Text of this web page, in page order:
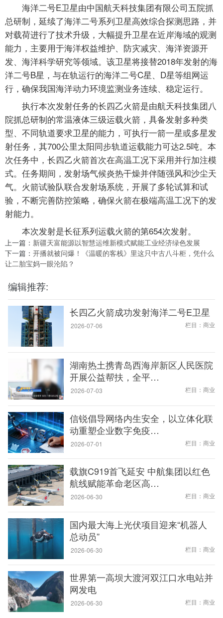
海洋二号E卫星由中国航天科技集团有限公司五院抓
总研制，延续了海洋二号系列卫星高效综合探测思路，并
对载荷进行了技术升级，大幅提升卫星在近岸海域的观测
能力，主要用于海洋权益维护、防灾减灾、海洋资源开
发、海洋科学研究等领域。该卫星将接替2018年发射的海
洋二号B星，与在轨运行的海洋二号C星、D星等组网运
行，确保我国海洋动力环境监测业务连续、稳定运行。
执行本次发射任务的长四乙火箭是由航天科技集团八
院抓总研制的常温液体三级运载火箭，具备发射多种类
型、不同轨道要求卫星的能力，可执行一箭一星或多星发
射任务，其700公里太阳同步轨道运载能力可达2.5吨。本
次任务中，长四乙火箭首次在高温工况下采用并行加注模
式。任务期间，发射场气候炎热干燥并伴随强风和沙尘天
气。火箭试验队联合发射场系统，开展了多轮试算和试
验，不断完善防控策略，确保火箭在极端高温工况下的发
射能力。
本次发射是长征系列运载火箭的第654次发射。
上一篇： 新疆天富能源以智慧运维新模式赋能工业经济绿色发展
下一篇： 开播就被问爆！《温暖的客栈》里这只中古八斗柜，凭什么
让二胎宝妈一眼沦陷？
编辑推荐:
长四乙火箭成功发射海洋二号E卫星
2026-07-06 栏目：商业
湖南热土携青岛西海岸新区人民医院
开展公益帮扶，全平…
2026-07-03 栏目：商业
信锐倡导网络内生安全，以立体化联
动重塑企业数字免疫…
2026-07-01 栏目：商业
载旗C919首飞延安 中航集团以红色
航线赋能革命老区高…
2026-06-30 栏目：商业
国内最大海上光伏项目迎来“机器人
总动员”
2026-06-30 栏目：商业
世界第一高坝大渡河双江口水电站并
网发电
2026-06-30 栏目：商业